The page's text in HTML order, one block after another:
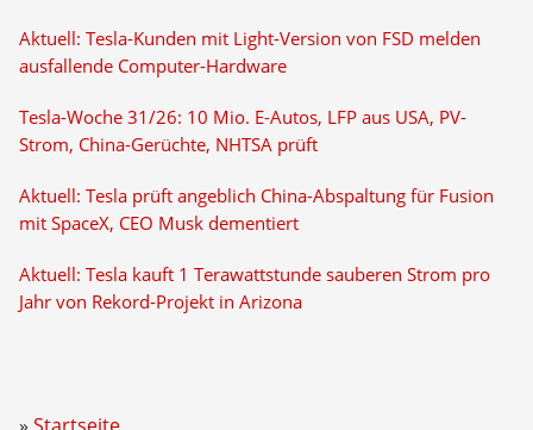
Aktuell: Tesla-Kunden mit Light-Version von FSD melden
ausfallende Computer-Hardware
Tesla-Woche 31/26: 10 Mio. E-Autos, LFP aus USA, PV-
Strom, China-Gerüchte, NHTSA prüft
Aktuell: Tesla prüft angeblich China-Abspaltung für Fusion
mit SpaceX, CEO Musk dementiert
Aktuell: Tesla kauft 1 Terawattstunde sauberen Strom pro
Jahr von Rekord-Projekt in Arizona